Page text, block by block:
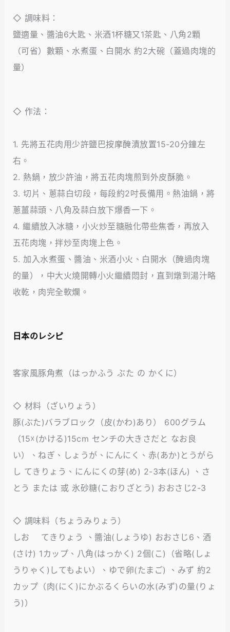
◇ 調味料：
鹽適量、醬油6大匙、米酒1杯糖又1茶匙、八角2顆
（可省）數顆、水煮蛋、白開水 約2大碗（蓋過肉塊的
量）
◇ 作法：
1. 先將五花肉用少許鹽巴按摩醃漬放置15-20分鐘左
右。
2. 熱鍋，放少許油，將五花肉塊煎到外皮酥脆。
3. 切片、蔥蒜白切段，每段約2吋長備用。熱油鍋，將
蔥薑蒜頭、八角及蒜白放下爆香一下。
4. 繼續放入冰糖，小火炒至糖融化帶些焦香，再放入
五花肉塊，拌炒至肉塊上色。
5. 加入水煮蛋、醬油、米酒小火、白開水（醃過肉塊
的量），中大火燒開轉小火繼續悶封，直到燉到湯汁略
收乾，肉完全軟爛。
日本のレシピ
客家風豚角煮（はっかふう ぶた の かくに）
◇ 材料（ざいりょう）
豚(ぶた)バラブロック（皮(かわ)あり） 600グラム
（15☓(かける)15cm センチの大きさだと なお良
い）、ねぎ、しょうが、にんにく、赤(あか)とうがら
し てきりょう、にんにくの芽(め) 2-3本(ほん) 、さ
とう または 或 氷砂糖(こおりざとう) おおさじ2-3
◇ 調味料（ちょうみりょう）
しお てきりょう 、醬油(しょうゆ) おおさじ6、酒
(さけ) 1カップ、八角(はっかく) 2個(こ)（省略(しょ
うりゃく)してもよい）、ゆで卵(たまご) 、みず 約2
カップ（肉(にく)にかぶるくらいの水(みず)の量(りょ
う)）